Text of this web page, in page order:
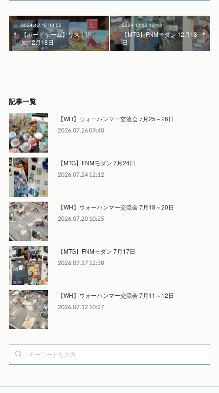
2024.12.18 08:02
【ボードゲーム】リスト追
加 12月18日
2024.12.13 12:42
【MTG】FNMモダン 12月13
日
記事一覧
【WH】ウォーハンマー交流会 7月25～26日
2026.07.26 09:40
【MTG】FNMモダン 7月24日
2026.07.24 12:12
【WH】ウォーハンマー交流会 7月18～20日
2026.07.20 10:25
【MTG】FNMモダン 7月17日
2026.07.17 12:38
【WH】ウォーハンマー交流会 7月11～12日
2026.07.12 10:27